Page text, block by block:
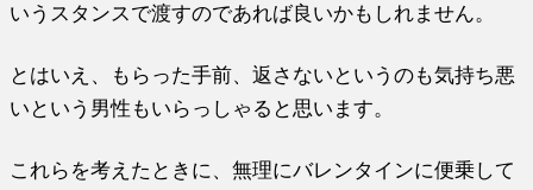
いうスタンスで渡すのであれば良いかもしれません。
とはいえ、もらった手前、返さないというのも気持ち悪
いという男性もいらっしゃると思います。
これらを考えたときに、無理にバレンタインに便乗して